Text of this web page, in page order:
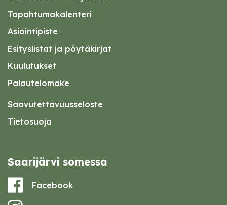
Tapahtumakalenteri
Asiointipiste
Esityslistat ja pöytäkirjat
Kuulutukset
Palautelomake
Saavutettavuusseloste
Tietosuoja
Saarijärvi somessa
Facebook